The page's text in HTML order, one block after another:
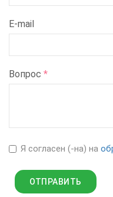
E-mail
Вопрос *
Я согласен (-на) на